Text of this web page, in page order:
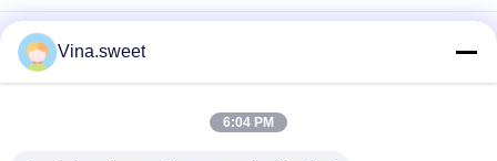
Части для грузовых автомобилей Hino Насос на рулевое
управление 44310-E0310 14714-99020 Использование Для
грузовых автомобилей HINO 700 ZS FS E13C
Запчасти для грузовиков HINO Бренд HNTC
Компрессорный насос S2910-E0C02 Использование для
Vina.sweet
6:04 PM